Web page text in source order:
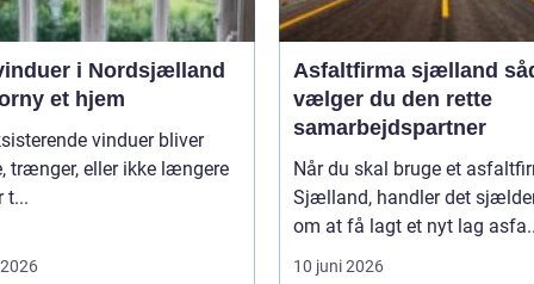
i Nordsjælland
et hjem
vinduer bliver
trænger, eller ikke længere
t...
Asfaltfirma sjælland sådan
vælger du den rette
samarbejdspartner
Når du skal bruge et
Sjælland, handler det
om at få lagt et nyt lag
10 juni 2026